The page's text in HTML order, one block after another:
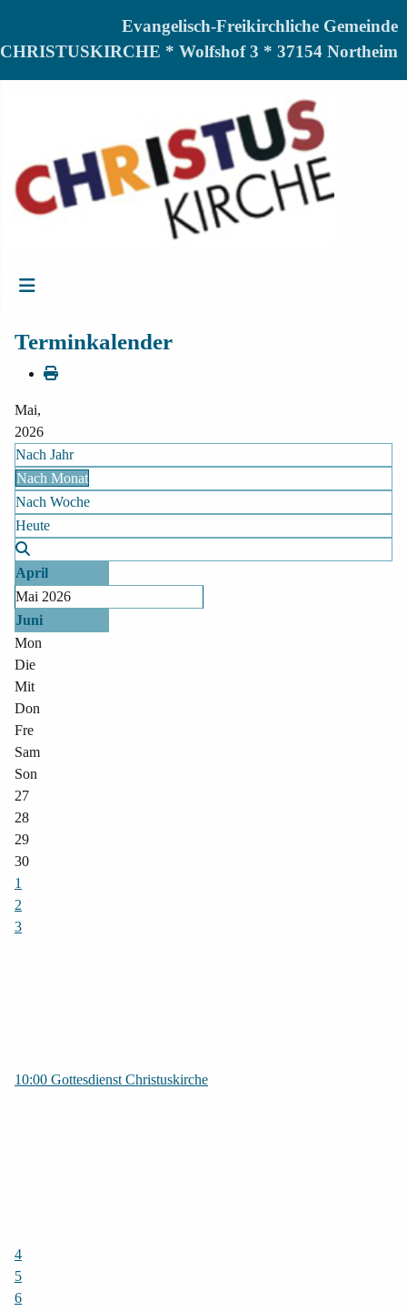
Evangelisch-Freikirchliche Gemeinde
CHRISTUSKIRCHE * Wolfshof 3 * 37154 Northeim
Terminkalender
Mai,
2026
Nach Jahr
Nach Monat
Nach Woche
Heute
April
Mai 2026
Juni
Mon
Die
Mit
Don
Fre
Sam
Son
27
28
29
30
1
2
3
10:00 Gottesdienst Christuskirche
4
5
6